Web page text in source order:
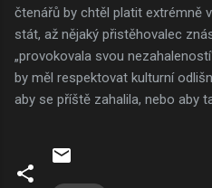
čtenářů by chtěl platit extrémně
stát, až nějaký přistěhovalec
„provokovala svou
by měl respektovat kulturní
aby se příště zahalila, nebo aby